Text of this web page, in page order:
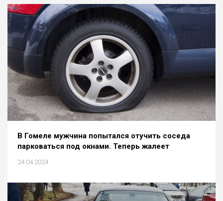
В Гомеле мужчина попытался отучить соседа
парковаться под окнами. Теперь жалеет
24.04.2024